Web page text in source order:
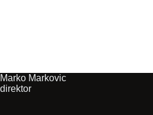
Marko Markovic
direktor